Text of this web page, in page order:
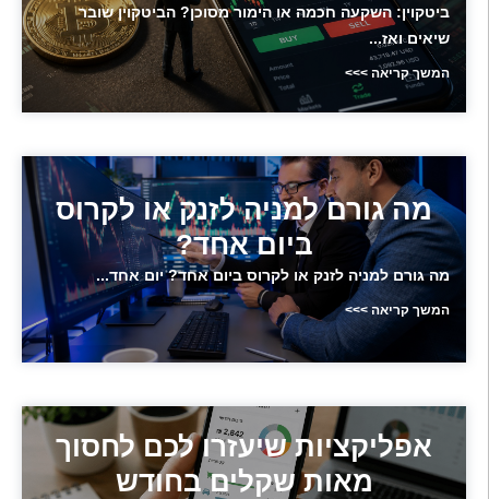
ביטקוין: השקעה חכמה או הימור מסוכן? הביטקוין שובר
שיאים ואז...
המשך קריאה >>>
מה גורם למניה לזנק או לקרוס
ביום אחד?
מה גורם למניה לזנק או לקרוס ביום אחד? יום אחד...
המשך קריאה >>>
אפליקציות שיעזרו לכם לחסוך
מאות שקלים בחודש